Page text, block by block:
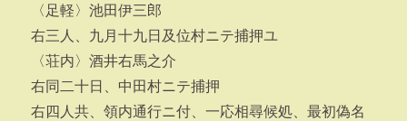
〈足軽〉池田伊三郎
右三人、九月十九日及位村ニテ捕押ユ
〈荘内〉酒井右馬之介
右同二十日、中田村ニテ捕押
右四人共、領内通行ニ付、一応相尋候処、最初偽名